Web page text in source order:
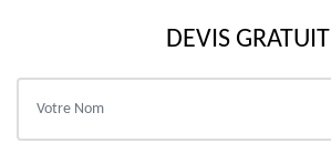
DEVIS GRATUIT